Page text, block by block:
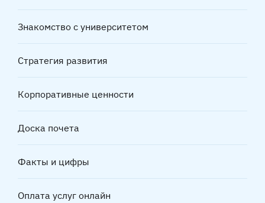
Знакомство с университетом
Стратегия развития
Корпоративные ценности
Доска почета
Факты и цифры
Оплата услуг онлайн